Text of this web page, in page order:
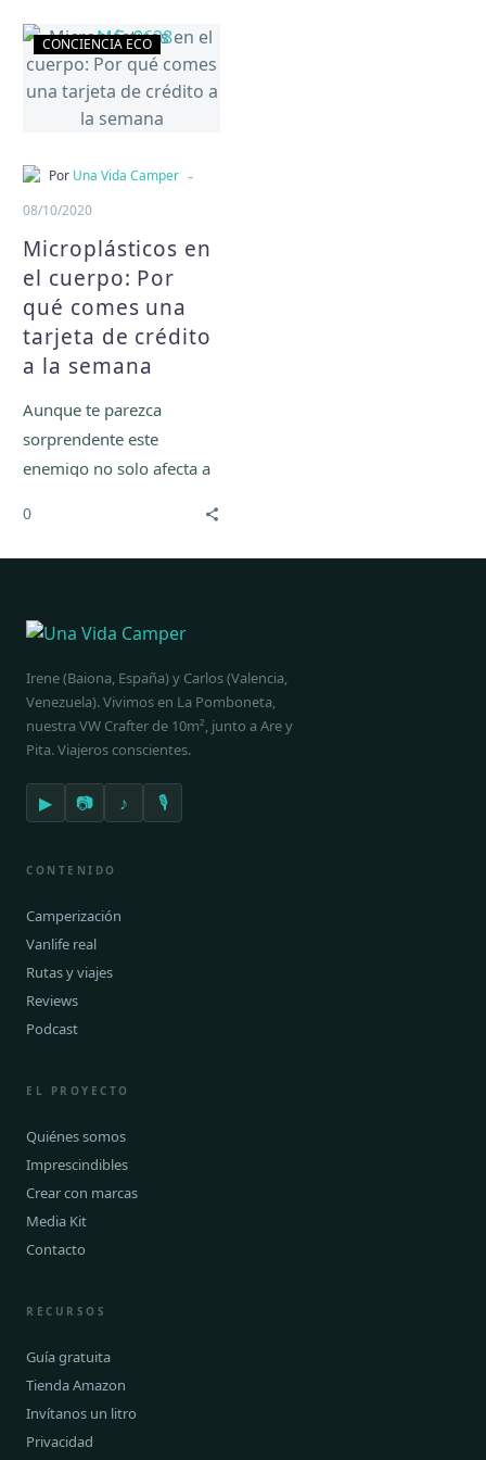
Microplásticos
en
el
cuerpo:
qué
tarjeta
de
crédito
a
la
CONCIENCIA ECO
Por Una Vida Camper -
08/10/2020
Microplásticos en
el cuerpo: Por
qué comes una
tarjeta de crédito
a la semana
Aunque te parezca
sorprendente este
enemigo no solo afecta a
también nos llega a
0
Irene (Baiona, España) y Carlos (Valencia,
Venezuela). Vivimos en La Pomboneta,
nuestra VW Crafter de 10m², junto a Are y
Pita. Viajeros conscientes.
▶ 📷 ♪ 🎙
CONTENIDO
Camperización
Vanlife real
Rutas y viajes
Reviews
Podcast
EL PROYECTO
Quiénes somos
Imprescindibles
Crear con marcas
Media Kit
Contacto
RECURSOS
Guía gratuita
Tienda Amazon
Invítanos un litro
Privacidad